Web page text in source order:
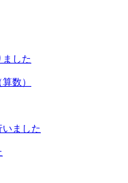
した
数）
ました